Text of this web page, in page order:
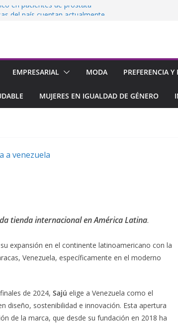
en pacientes de próstata
de Margarita desde noviembre
EMPRESARIAL MODA PREFERENCIA Y
MUJERES EN IGUALDAD DE GÉNERO
tienda internacional en América Latina.
expansión en el continente latinoamericano con la
Venezuela, específicamente en el moderno
de 2024, Sajú elige a Venezuela como el
diseño, sostenibilidad e innovación. Esta apertura
de la marca, que desde su fundación en 2018 ha